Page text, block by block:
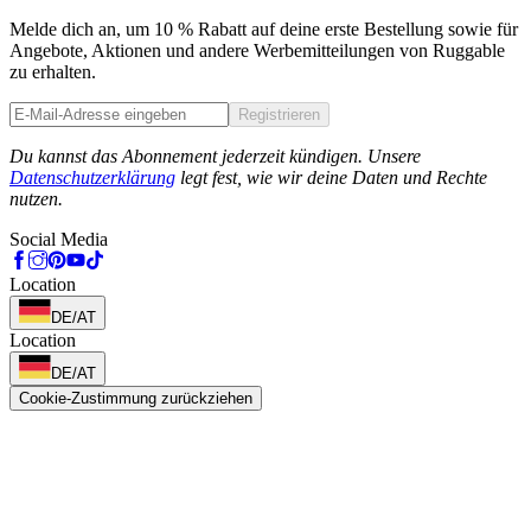
Melde dich an, um 10 % Rabatt auf deine erste Bestellung sowie für
Angebote, Aktionen und andere Werbemitteilungen von Ruggable
zu erhalten.
Registrieren
Du kannst das Abonnement jederzeit kündigen. Unsere
Datenschutzerklärung legt fest, wie wir deine Daten und Rechte
nutzen.
Social Media
Location
DE/AT
Location
DE/AT
Cookie-Zustimmung zurückziehen